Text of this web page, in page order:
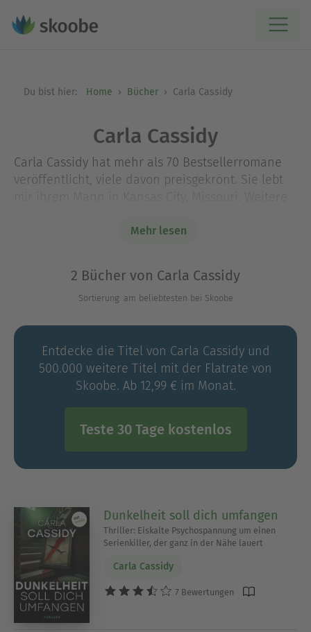
Du bist hier: Home Bücher Carla Cassidy
Carla Cassidy
Carla Cassidy hat mehr als 70 Bestsellerromane
veröffentlicht, viele davon preisgekrönt. Sie lebt
Vorbereitung. Mehr Informationen zu der Autorin
Mehr lesen
2 Bücher von Carla Cassidy
Sortierung: am beliebtesten bei Skoobe
Entdecke die Titel von Carla Cassidy und
500.000 weitere Titel mit der Flatrate von
Skoobe. Ab 12,99 € im Monat.
Teste 30 Tage kostenlos
Dunkelheit soll dich umfangen
Thriller: Eiskalte Psychospannung um einen
Serienkiller, der ganz in der Nähe lauert
Carla Cassidy
7 Bewertungen